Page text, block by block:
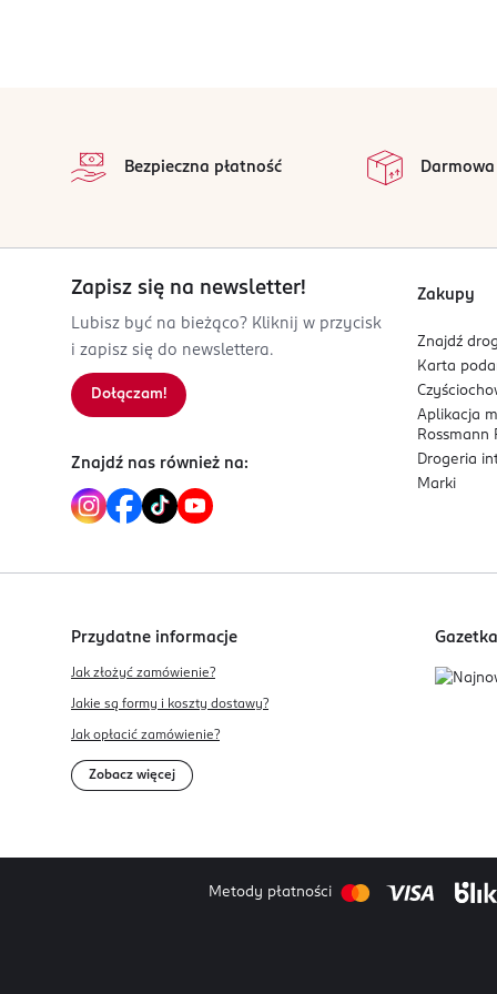
ul. Hurtowa 8
Bezpieczna płatność
Zapisz się na newsletter!
Lubisz być na bieżąco? Kliknij w przycisk
i zapisz się do newslettera.
Dołączam!
Znajdź nas również na:
Zakupy
Znajdź
Karta
Aplikacja
Rossmann
Drogeria
Marki
Przydatne informacje
Jak złożyć zamówienie?
Jakie są formy i koszty dostawy?
Jak opłacić zamówienie?
Zobacz więcej
Gazetka
Metody płatności